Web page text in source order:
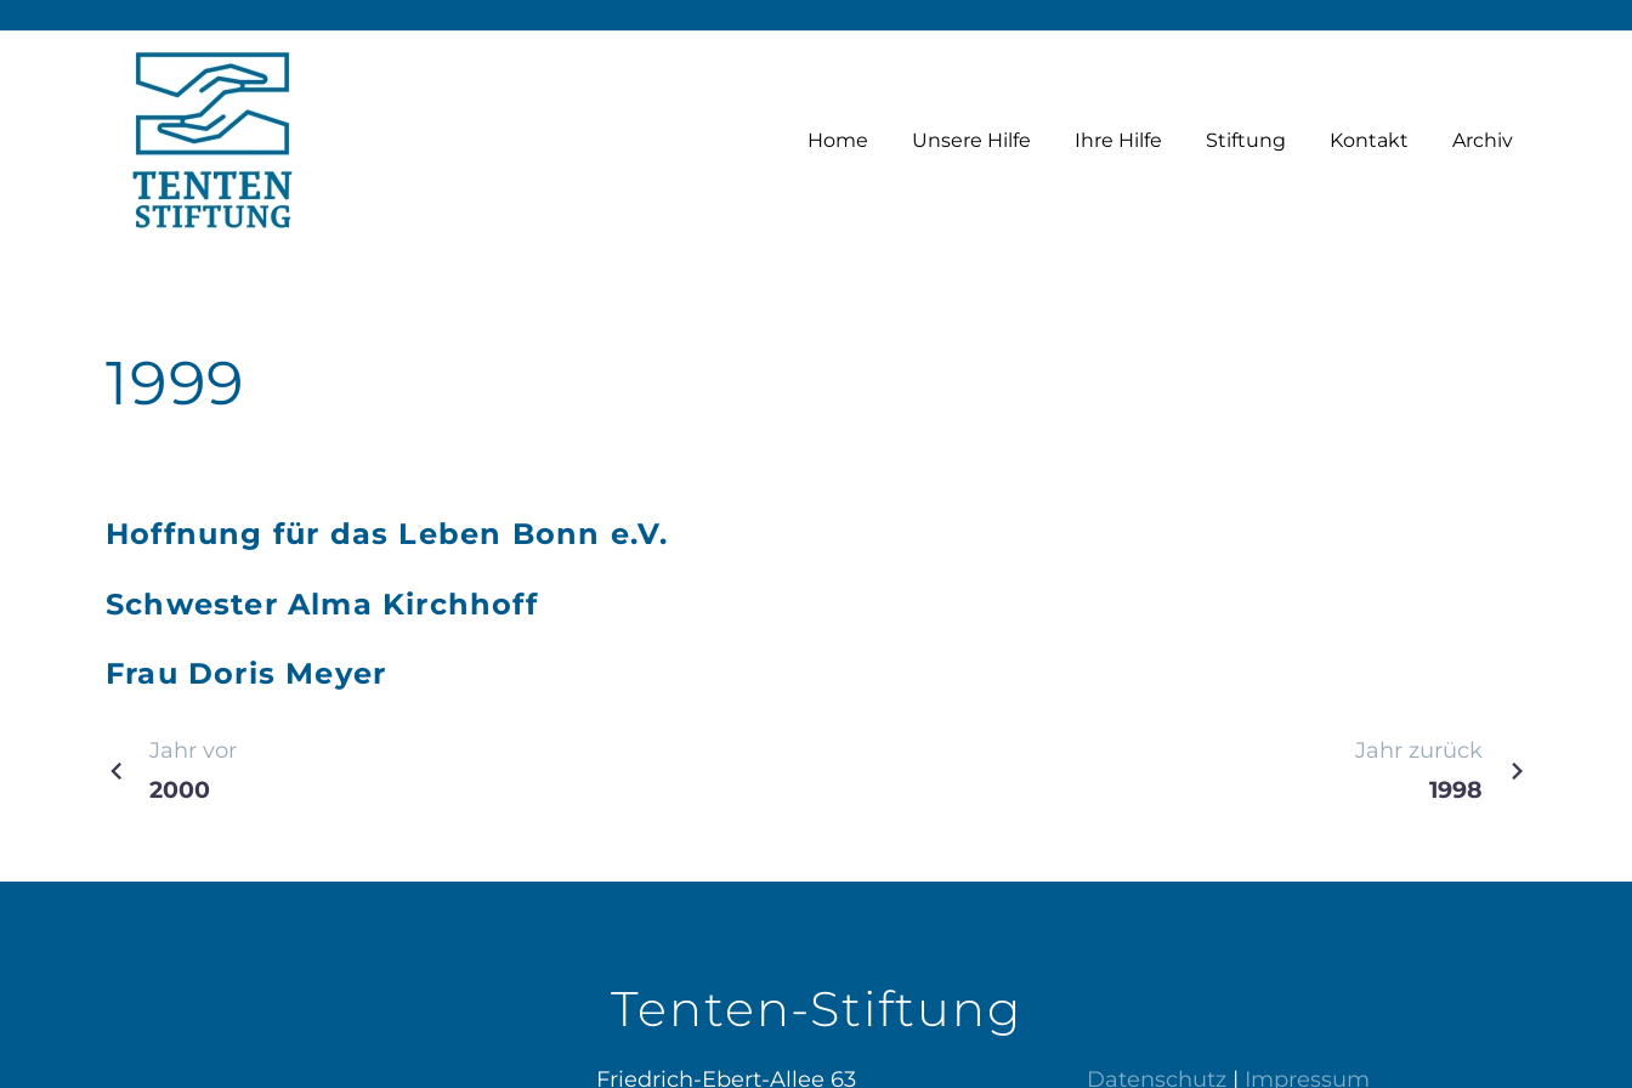
Home Unsere Hilfe Ihre Hilfe Stiftung Kontakt Archiv
1999
1999
Hoffnung für das Leben Bonn e.V.
Schwester Alma Kirchhoff
Frau Doris Meyer
Beitragsnavigation
Jahr vor
2000
Jahr zurück
1998
Tenten-Stiftung
Friedrich-Ebert-Allee 63 Datenschutz | Impressum